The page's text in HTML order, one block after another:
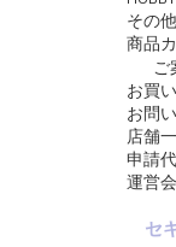
その
商品
ご
お買
お問
店舗
申請
運営
セ